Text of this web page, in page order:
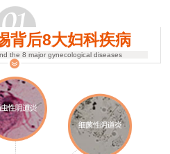
背后8大妇科疾病
the 8 major gynecological diseases